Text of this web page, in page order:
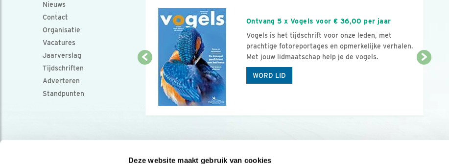
Deze website maakt gebruik van cookies
Nieuws
Contact
Organisatie
Vacatures
Jaarverslag
Tijdschriften
Adverteren
Standpunten
Ontvang 5 x Vogels voor € 36,00 per jaar
Vogels is het tijdschrift voor onze leden, met
prachtige fotoreportages en opmerkelijke verhalen.
Met jouw lidmaatschap help je de vogels.
WORD LID